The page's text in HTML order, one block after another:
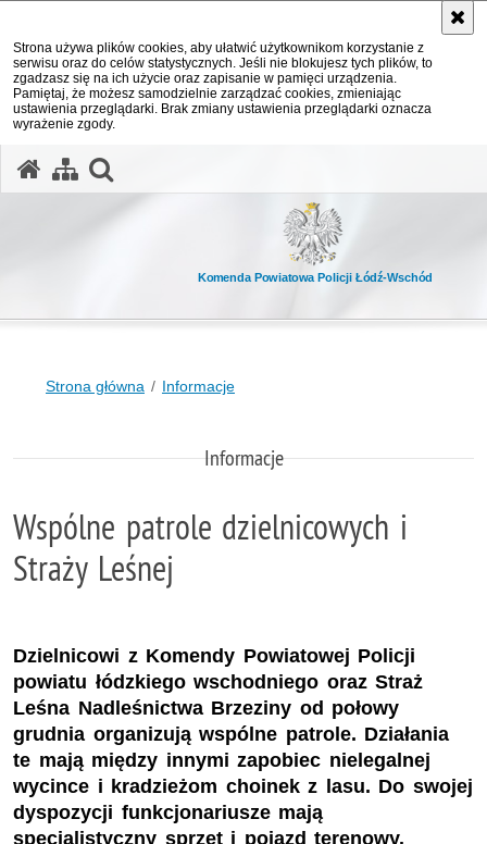
Strona używa plików cookies, aby ułatwić użytkownikom korzystanie z
serwisu oraz do celów statystycznych. Jeśli nie blokujesz tych plików, to
zgadzasz się na ich użycie oraz zapisanie w pamięci urządzenia.
Pamiętaj, że możesz samodzielnie zarządzać cookies, zmieniając
ustawienia przeglądarki. Brak zmiany ustawienia przeglądarki oznacza
wyrażenie zgody.
Komenda Powiatowa Policji Łódź-Wschód
Strona główna Informacje
Informacje
Wspólne patrole dzielnicowych i
Straży Leśnej
Dzielnicowi z Komendy Powiatowej Policji
powiatu łódzkiego wschodniego oraz Straż
Leśna Nadleśnictwa Brzeziny od połowy
grudnia organizują wspólne patrole. Działania
te mają między innymi zapobiec nielegalnej
wycince i kradzieżom choinek z lasu. Do swojej
dyspozycji funkcjonariusze mają
specjalistyczny sprzęt i pojazd terenowy.